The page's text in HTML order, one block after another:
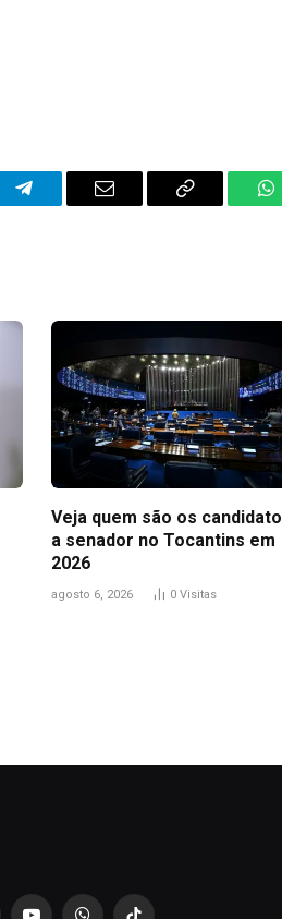
Telegram Email
Copy
Veja quem são os
a senador no Tocantins em
2026
agosto 6, 2026 0 Visitas